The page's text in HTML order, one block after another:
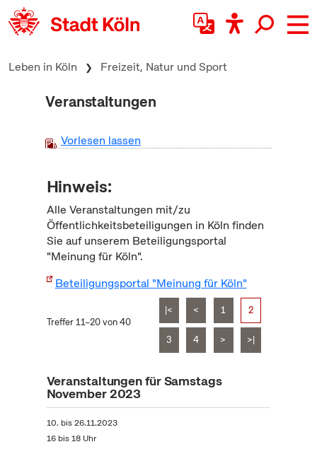
zum Inhalt springen
Leben in Köln Freizeit, Natur und Sport
Veranstaltungen
Vorlesen lassen
Hinweis:
Alle Veranstaltungen mit/zu
Öffentlichkeitsbeteiligungen in Köln finden
Sie auf unserem Beteiligungsportal
"Meinung für Köln".
Beteiligungsportal "Meinung für Köln"
Treffer 11–20 von 40
|< < 1 2
3 4 > >|
Veranstaltungen für Samstags
November 2023
10. bis26.11.2023
16 bis 18 Uhr